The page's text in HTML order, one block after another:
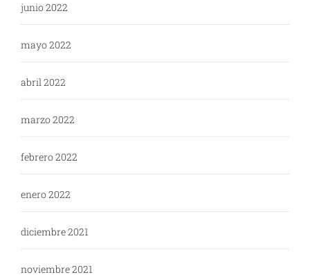
junio 2022
mayo 2022
abril 2022
marzo 2022
febrero 2022
enero 2022
diciembre 2021
noviembre 2021